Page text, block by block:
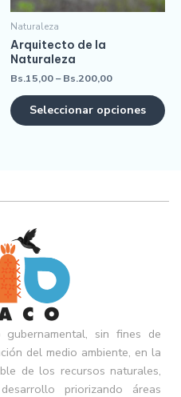
Naturaleza
Arquitecto de la
Naturaleza
Bs.15,00–Bs.200,00
Seleccionar opciones
sin fines de
del medio ambiente, en la
de los recursos naturales,
priorizando áreas